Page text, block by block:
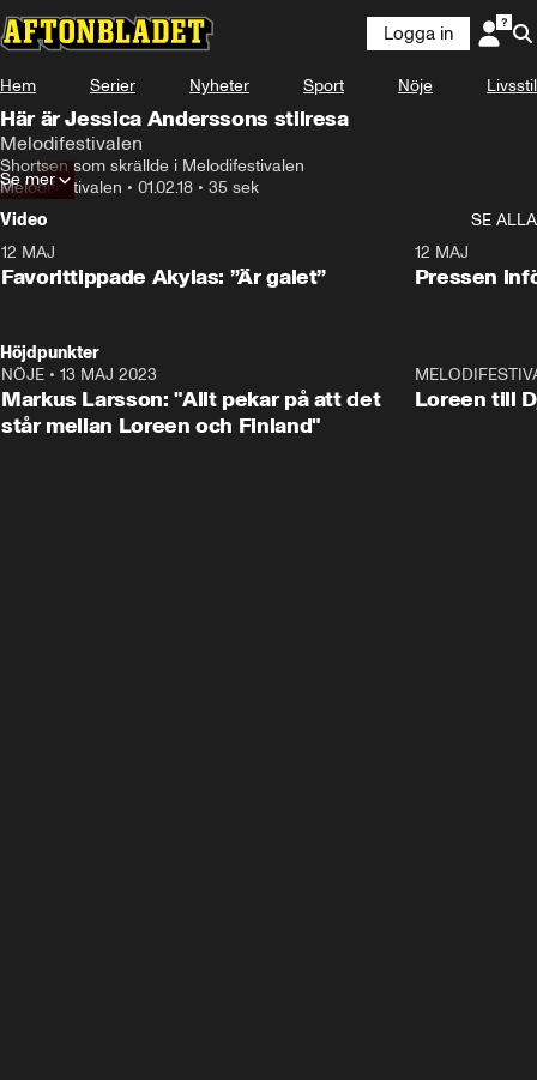
Logga in
Hem Serier Nyheter Sport Nöje Livsstil
Här är Jessica Anderssons stilresa
Melodifestivalen
Shortsen som skrällde i Melodifestivalen
Melodifestivalen • 01.02.18 • 35 sek
Se mer
Video
SE ALLA
12 MAJ
Favorittippade Akylas: ”Är galet”
12 MAJ
Pressen
Höjdpunkter
NÖJE • 13 MAJ 2023
Markus Larsson: "Allt pekar på att det
står mellan Loreen och Finland"
Loreen till